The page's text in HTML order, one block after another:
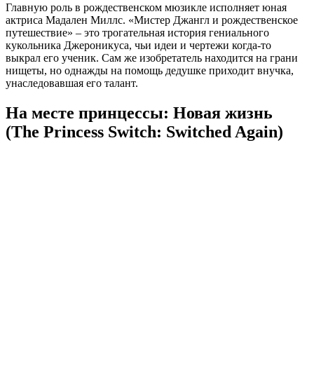
Главную роль в рождественском мюзикле исполняет юная
актриса Мадален Миллс. «Мистер Джангл и рождественское
путешествие» – это трогательная история гениального
кукольника Джероникуса, чьи идеи и чертежи когда-то
выкрал его ученик. Сам же изобретатель находится на грани
нищеты, но однажды на помощь дедушке приходит внучка,
унаследовавшая его талант.
На месте принцессы: Новая жизнь
(The Princess Switch: Switched Again)